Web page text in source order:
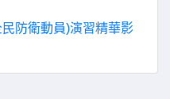
防衛動員)演習精華影